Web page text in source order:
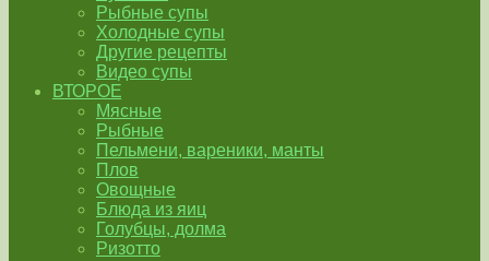
Рыбные супы
Холодные супы
Другие рецепты
Видео супы
ВТОРОЕ
Мясные
Рыбные
Пельмени, вареники, манты
Плов
Овощные
Блюда из яиц
Голубцы, долма
Ризотто